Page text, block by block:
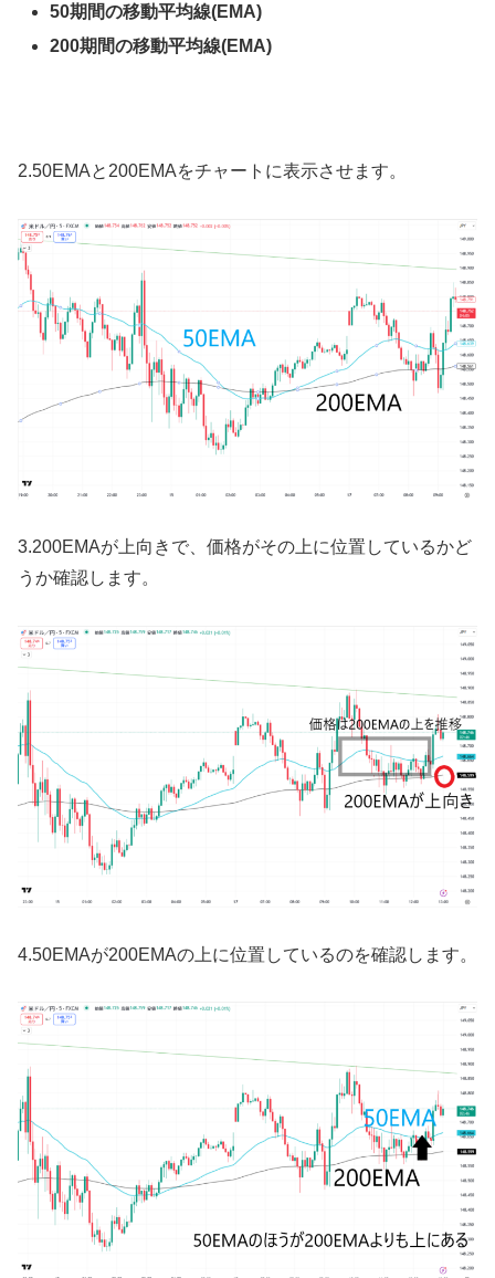
50期間の移動平均線(EMA)
200期間の移動平均線(EMA)
2.50EMAと 200EMAをチャートに表示させます。
3.200EMAが上向きで、価格がその上に位置しているかど
うか確認します。
4.50EMAが200EMAの上に位置しているのを確認します。